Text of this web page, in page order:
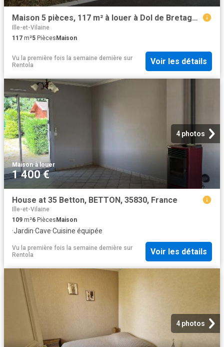
Maison 5 pièces, 117 m² à louer à Dol de Bretagne 35120
Ille-et-Vilaine
117 m²5 PiècesMaison
Vu la première fois la semaine dernière sur
Rentola
Voir les détails
4 photos
Maison·à louer
1 400 €
House at 35 Betton, BETTON, 35830, France
Ille-et-Vilaine
109 m²6 Pièces Maison
·Jardin·Cave·Cuisine équipée
Vu la première fois la semaine dernière sur
Rentola
Voir les détails
4 photos